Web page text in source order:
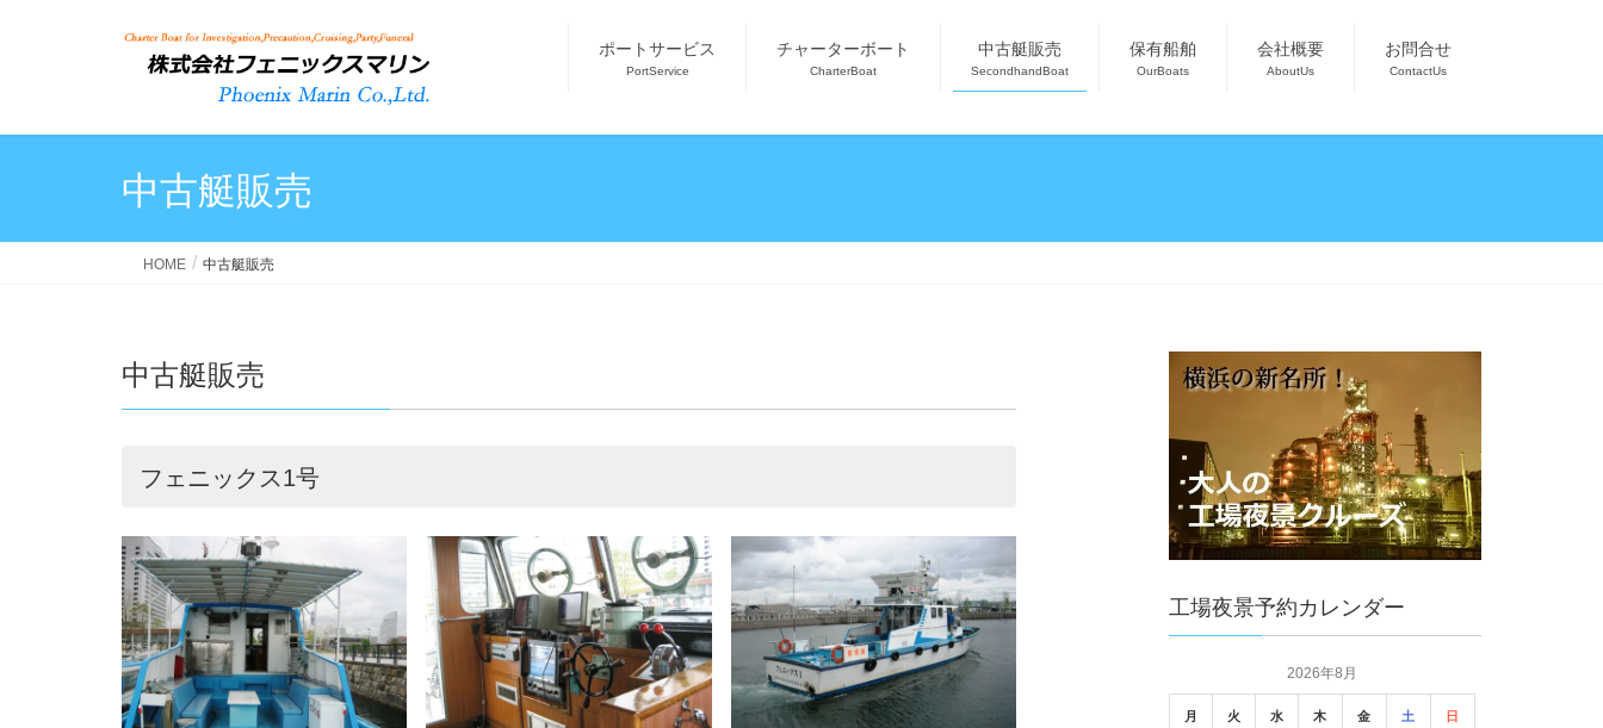
ポートサービス
PortService
チャーターボート
CharterBoat
中古艇販売
SecondhandBoat
保有船舶
OurBoats
会社概要
AboutUs
お問合せ
ContactUs
中古艇販売
HOME 中古艇販売
中古艇販売
フェニックス1号
工場夜景予約カレンダー
2026年8月
月 火 水 木 金 土 日